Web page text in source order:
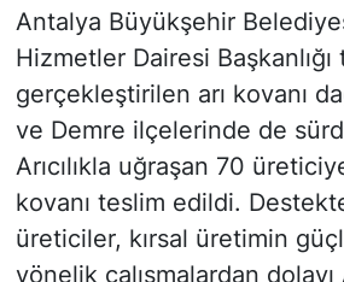
Antalya Büyükşehir
Hizmetler Dairesi Başkanlığı
gerçekleştirilen arı kovanı
ve Demre ilçelerinde de
Arıcılıkla uğraşan 70
kovanı teslim edildi.
üreticiler, kırsal üretimin
yönelik çalışmalardan